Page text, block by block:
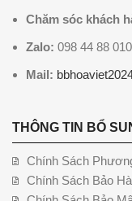
Chăm sóc khách
Zalo: 098 44 88 010
Mail:
THÔNG TIN BỔ
Chính Sách
Chính Sách Bảo